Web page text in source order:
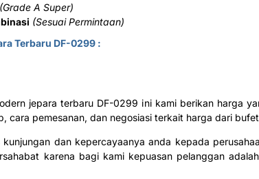
(Grade A Super)
(Sesuai Permintaan)
Terbaru DF-0299 :
jepara terbaru DF-0299 ini kami berikan harga
cara pemesanan, dan negosiasi terkait harga dari
dan kepercayaanya anda kepada
karena bagi kami kepuasan pelanggan